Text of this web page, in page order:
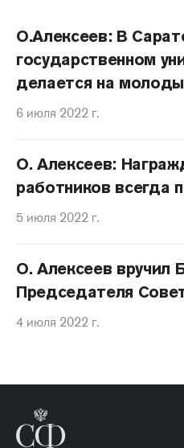
О.Алексеев: В
государственном
делается на
6 июля 2022 г.
О. Алексеев:
работников всегда
5 июля 2022 г.
О. Алексеев вручил
Председателя
4 июля 2022 г.